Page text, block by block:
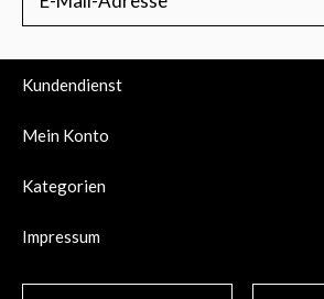
Kundendienst
Mein Konto
Kategorien
Impressum